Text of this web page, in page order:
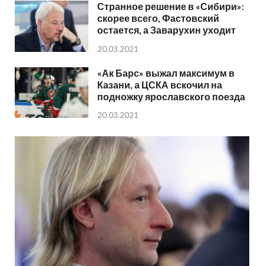
Странное решение в «Сибири»:
скорее всего, Фастовский
остается, а Заварухин уходит
20.03.2021
«Ак Барс» выжал максимум в
Казани, а ЦСКА вскочил на
подножку ярославского поезда
20.03.2021